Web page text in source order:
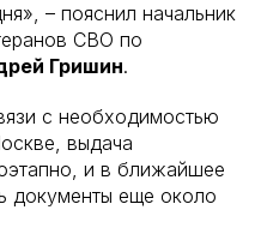
– пояснил начальник
СВО по
Гришин.
с необходимостью
выдача
и в ближайшее
документы еще около